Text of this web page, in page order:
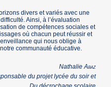
divers et variés avec une
Ainsi, à l’évaluation
de compétences sociales et
où chacun peut réussir et
qui nous oblige à
communauté éducative.
NathalieAbaz
du projet lycée du soir et